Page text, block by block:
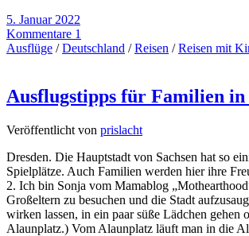
5. Januar 2022
Kommentare 1
Ausflüge /Deutschland /Reisen /Reisen mit
Ausflugstipps für Familien in
Veröffentlicht von prislacht
Dresden. Die Hauptstadt von Sachsen hat so
Spielplätze. Auch Familien werden hier ihre
2. Ich bin Sonja vom Mamablog
Großeltern zu besuchen und die Stadt
wirken lassen, in ein paar süße Lädchen
Alaunplatz.) Vom Alaunplatz läuft man in die